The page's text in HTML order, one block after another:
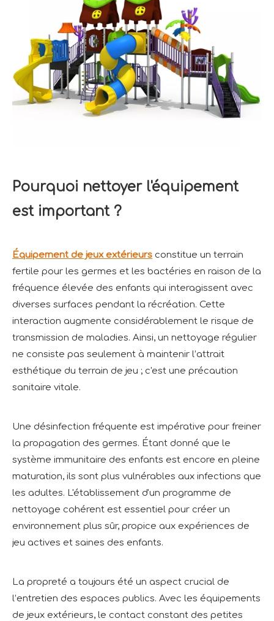
Pourquoi nettoyer l'équipement
est important ?
Équipement de jeux extérieurs constitue un terrain
fertile pour les germes et les bactéries en raison de la
fréquence élevée des enfants qui interagissent avec
diverses surfaces pendant la récréation. Cette
interaction augmente considérablement le risque de
transmission de maladies. Ainsi, un nettoyage régulier
ne consiste pas seulement à maintenir l’attrait
esthétique du terrain de jeu ; c'est une précaution
sanitaire vitale.
Une désinfection fréquente est impérative pour freiner
la propagation des germes. Étant donné que le
système immunitaire des enfants est encore en pleine
maturation, ils sont plus vulnérables aux infections que
les adultes. L'établissement d'un programme de
nettoyage cohérent est essentiel pour créer un
environnement plus sûr, propice aux expériences de
jeu actives et saines des enfants.
La propreté a toujours été un aspect crucial de
l’entretien des espaces publics. Avec les équipements
de jeux extérieurs, le contact constant des petites